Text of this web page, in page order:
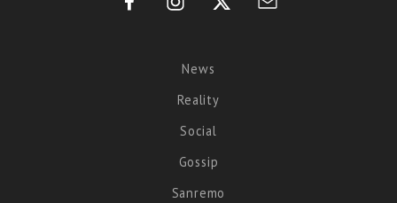
News
Reality
Social
Gossip
Sanremo